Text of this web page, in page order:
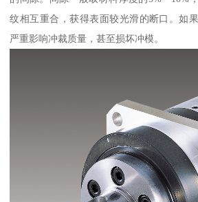
纹相互重合，获得表面较光滑的断口。如
严重影响冲裁质量，甚至损坏冲模。